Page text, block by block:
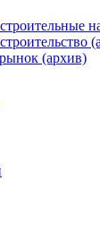
(архив)